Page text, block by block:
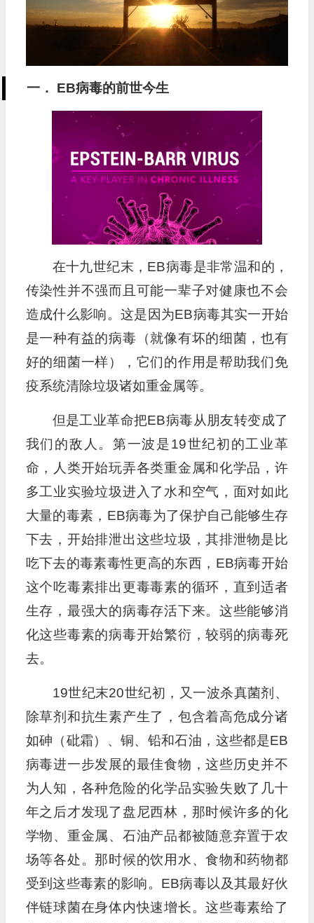
一． EB病毒的前世今生
在十九世纪末，EB病毒是非常温和的，
传染性并不强而且可能一辈子对健康也不会
造成什么影响。这是因为EB病毒其实一开始
是一种有益的病毒（就像有坏的细菌，也有
好的细菌一样），它们的作用是帮助我们免
疫系统清除垃圾诸如重金属等。
但是工业革命把EB病毒从朋友转变成了
我们的敌人。第一波是19世纪初的工业革
命，人类开始玩弄各类重金属和化学品，许
多工业实验垃圾进入了水和空气，面对如此
大量的毒素，EB病毒为了保护自己能够生存
下去，开始排泄出这些垃圾，其排泄物是比
吃下去的毒素毒性更高的东西，EB病毒开始
这个吃毒素排出更毒毒素的循环，直到适者
生存，最强大的病毒存活下来。这些能够消
化这些毒素的病毒开始繁衍，较弱的病毒死
去。
19世纪末20世纪初，又一波杀真菌剂、
除草剂和抗生素产生了，包含着高危成分诸
如砷（砒霜）、铜、铅和石油，这些都是EB
病毒进一步发展的最佳食物，这些历史并不
为人知，各种危险的化学品实验失败了几十
年之后才发现了盘尼西林，那时候许多的化
学物、重金属、石油产品都被随意弃置于农
场等各处。那时候的饮用水、食物和药物都
受到这些毒素的影响。EB病毒以及其最好伙
伴链球菌在身体内快速增长。这些毒素给了